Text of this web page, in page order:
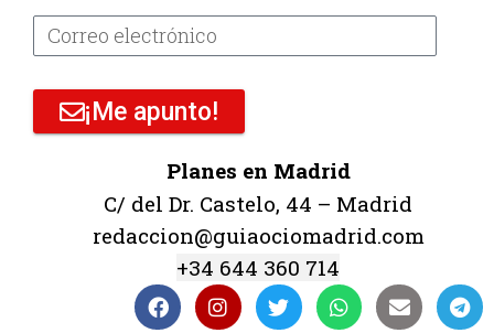
¡Me apunto!
Planes en Madrid
C/ del Dr. Castelo, 44 – Madrid
redaccion@guiaociomadrid.com
+34 644 360 714